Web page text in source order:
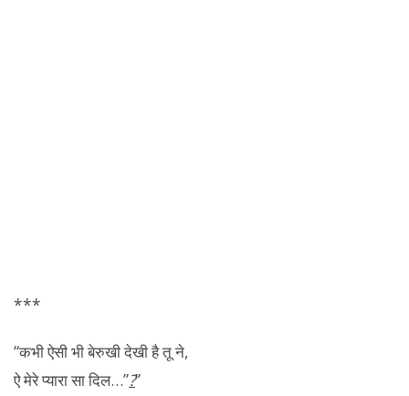
***
“कभी ऐसी भीबेरुखीदेखी है तू ने,
ऐ मेरे प्यारा सा दिल…”?”